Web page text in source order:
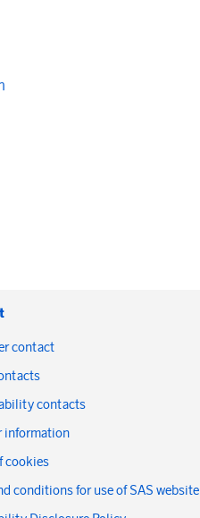
contact
contacts
information
cookies
conditions for use of SAS website